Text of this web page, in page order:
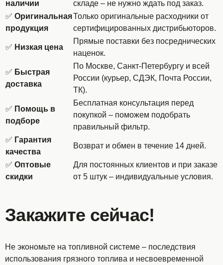
наличии
складе – не нужно ждать под заказ.
✅ Оригинальная
продукция
Только оригинальные расходники от
сертифицированных дистрибьюторов.
✅ Низкая цена
Прямые поставки без посреднических
наценок.
✅ Быстрая
доставка
По Москве, Санкт-Петербургу и всей
России (курьер, СДЭК, Почта России,
ТК).
✅ Помощь в
подборе
Бесплатная консультация перед
покупкой – поможем подобрать
правильный фильтр.
✅ Гарантия
качества
Возврат и обмен в течение 14 дней.
✅ Оптовые
скидки
Для постоянных клиентов и при заказе
от 5 штук – индивидуальные условия.
Закажите сейчас!
Не экономьте на топливной системе – последствия
использования грязного топлива и несвоевременной